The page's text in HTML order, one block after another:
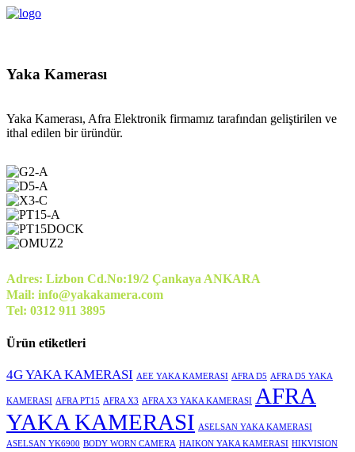
Yaka Kamerası
Yaka Kamerası, Afra Elektronik firmamız tarafından geliştirilen ve
ithal edilen bir üründür.
Adres: Lizbon Cd.No:19/2 Çankaya ANKARA
Mail: info@yakakamera.com
Tel: 0312 911 3895
Ürün etiketleri
4G YAKA KAMERASI AEE YAKA KAMERASI AFRA D5 AFRA D5 YAKA
KAMERASI AFRA PT15 AFRA X3 AFRA X3 YAKA KAMERASI AFRA
YAKA KAMERASI ASELSAN YAKA KAMERASI
ASELSAN YK6900 BODY WORN CAMERA HAIKON YAKA KAMERASI HIKVISION